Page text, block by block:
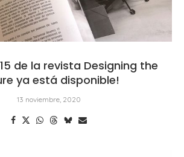
15 de la revista Designing the
ya está disponible!
13 noviembre, 2020